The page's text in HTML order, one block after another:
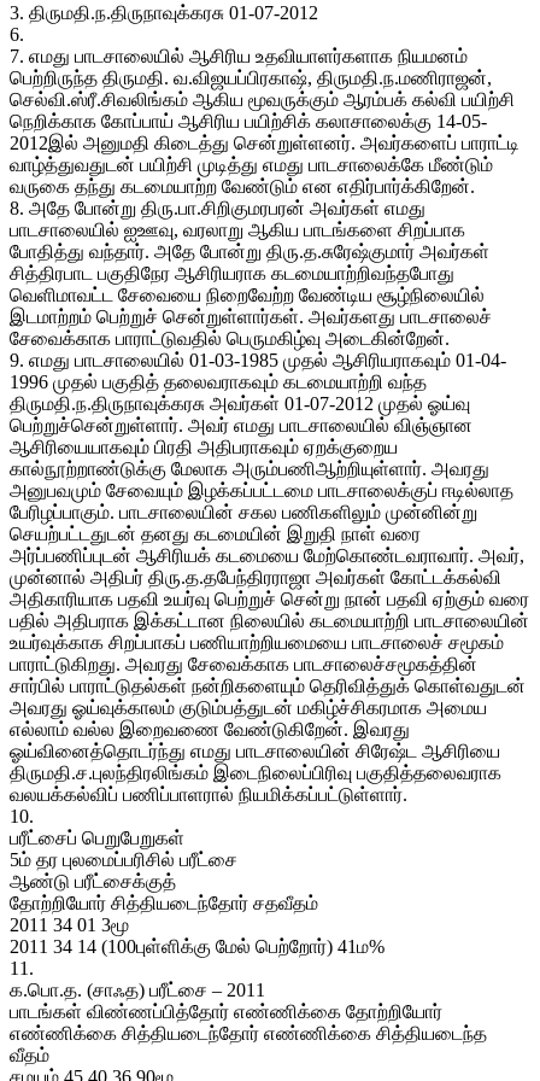
3. திருமதி.ந.திருநாவுக்கரசு 01-07-2012
6.
7. எமது பாடசாலையில் ஆசிரிய உதவியாளர்களாக நியமனம்
பெற்றிருந்த திருமதி. வ.விஜயப்பிரகாஷ், திருமதி.ந.மணிராஜன்,
செல்வி.ஸ்ரீ.சிவலிங்கம் ஆகிய மூவருக்கும் ஆரம்பக் கல்வி பயிற்சி
நெறிக்காக கோப்பாய் ஆசிரிய பயிற்சிக் கலாசாலைக்கு 14-05-
2012இல் அனுமதி கிடைத்து சென்றுள்ளனர். அவர்களைப் பாராட்டி
வாழ்த்துவதுடன் பயிற்சி முடித்து எமது பாடசாலைக்கே மீண்டும்
வருகை தந்து கடமையாற்ற வேண்டும் என எதிர்பார்க்கிறேன்.
8. அதே போன்று திரு.பா.சிறிகுமரபரன் அவர்கள் எமது
பாடசாலையில் ஐஊவு, வரலாறு ஆகிய பாடங்களை சிறப்பாக
போதித்து வந்தார். அதே போன்று திரு.த.சுரேஷ்குமார் அவர்கள்
சித்திரபாட பகுதிநேர ஆசிரியராக கடமையாற்றிவந்தபோது
வெளிமாவட்ட சேவையை நிறைவேற்ற வேண்டிய சூழ்நிலையில்
இடமாற்றம் பெற்றுச் சென்றுள்ளார்கள். அவர்களது பாடசாலைச்
சேவைக்காக பாராட்டுவதில் பெருமகிழ்வு அடைகின்றேன்.
9. எமது பாடசாலையில் 01-03-1985 முதல் ஆசிரியராகவும் 01-04-
1996 முதல் பகுதித் தலைவராகவும் கடமையாற்றி வந்த
திருமதி.ந.திருநாவுக்கரசு அவர்கள் 01-07-2012 முதல் ஓய்வு
பெற்றுச்சென்றுள்ளார். அவர் எமது பாடசாலையில் விஞ்ஞான
ஆசிரியையாகவும் பிரதி அதிபராகவும் ஏறக்குறைய
கால்நூற்றாண்டுக்கு மேலாக அரும்பணிஆற்றியுள்ளார். அவரது
அனுபவமும் சேவையும் இழக்கப்பட்டமை பாடசாலைக்குப் ஈடில்லாத
பேரிழப்பாகும். பாடசாலையின் சகல பணிகளிலும் முன்னின்று
செயற்பட்டதுடன் தனது கடமையின் இறுதி நாள் வரை
அர்ப்பணிப்புடன் ஆசிரியக் கடமையை மேற்கொண்டவராவார். அவர்,
முன்னால் அதிபர் திரு.த.தபேந்திரராஜா அவர்கள் கோட்டக்கல்வி
அதிகாரியாக பதவி உயர்வு பெற்றுச் சென்று நான் பதவி ஏற்கும் வரை
பதில் அதிபராக இக்கட்டான நிலையில் கடமையாற்றி பாடசாலையின்
உயர்வுக்காக சிறப்பாகப் பணியாற்றியமையை பாடசாலைச் சமூகம்
பாராட்டுகிறது. அவரது சேவைக்காக பாடசாலைச்சமூகத்தின்
சார்பில் பாராட்டுதல்கள் நன்றிகளையும் தெரிவித்துக் கொள்வதுடன்
அவரது ஓய்வுக்காலம் குடும்பத்துடன் மகிழ்ச்சிகரமாக அமைய
எல்லாம் வல்ல இறைவணை வேண்டுகிறேன். இவரது
ஓய்வினைத்தொடர்ந்து எமது பாடசாலையின் சிரேஷ்ட ஆசிரியை
திருமதி.ச.புலந்திரலிங்கம் இடைநிலைப்பிரிவு பகுதித்தலைவராக
வலயக்கல்விப் பணிப்பாளரால் நியமிக்கப்பட்டுள்ளார்.
10.
பரீட்சைப் பெறுபேறுகள்
5ம் தர புலமைப்பரிசில் பரீட்சை
ஆண்டு பரீட்சைக்குத்
தோற்றியோர் சித்தியடைந்தோர் சதவீதம்
2011 34 01 3மூ
2011 34 14 (100புள்ளிக்கு மேல் பெற்றோர்) 41ம%
11.
க.பொ.த. (சாஃத) பரீட்சை – 2011
பாடங்கள் விண்ணப்பித்தோர் எண்ணிக்கை தோற்றியோர்
எண்ணிக்கை சித்தியடைந்தோர் எண்ணிக்கை சித்தியடைந்த
வீதம்
சமயம் 45 40 36 90மூ